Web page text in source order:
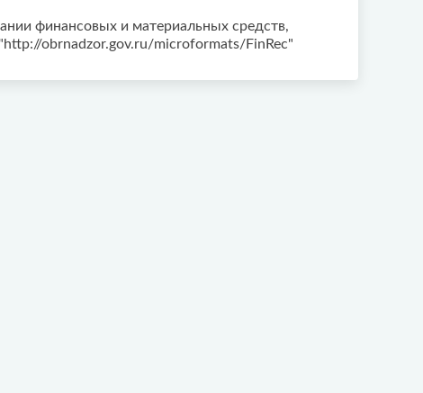
финансовых и материальных средств,
obrnadzor.gov.ru/microformats/FinRec"